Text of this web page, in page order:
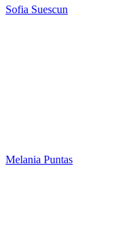
Sofia Suescun
Melania Puntas